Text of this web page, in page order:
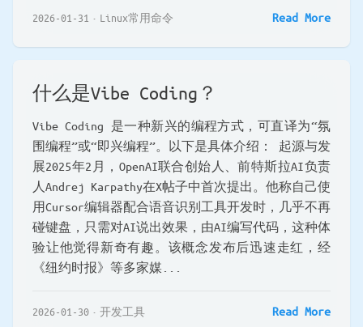
2026-01-31 Linux常用命令 Read More
什么是Vibe Coding？
Vibe Coding 是一种新兴的编程方式，可直译为“氛
围编程”或“即兴编程”。以下是具体介绍： 起源与发
展2025年2月，OpenAI联合创始人、前特斯拉AI负责
人Andrej Karpathy在X帖子中首次提出。他称自己使
用Cursor编辑器配合语音识别工具开发时，几乎不再
碰键盘，只需对AI说出效果，由AI编写代码，这种体
验让他觉得新奇有趣。该概念发布后迅速走红，经
《纽约时报》等多家媒...
2026-01-30 开发工具 Read More